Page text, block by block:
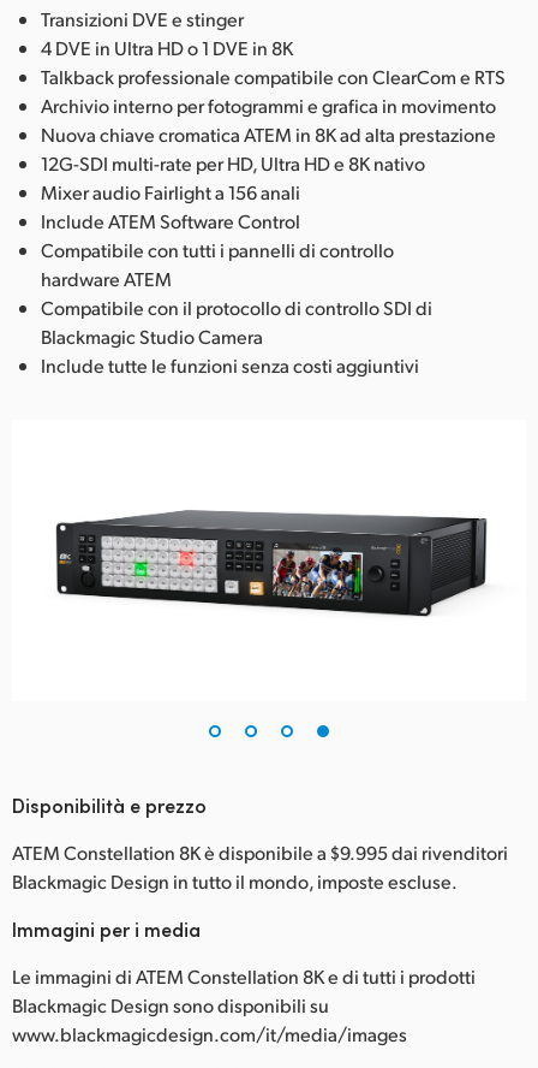
Transizioni DVE e stinger
4 DVE in Ultra HD o 1 DVE in 8K
Talkback professionale compatibile con ClearCom e RTS
Archivio interno per fotogrammi e grafica in movimento
Nuova chiave cromatica ATEM in 8K ad alta prestazione
12G-SDI multi-rate per HD, Ultra HD e 8K nativo
Mixer audio Fairlight a 156 anali
Include ATEM Software Control
Compatibile con tutti i pannelli di controllo
hardware ATEM
Compatibile con il protocollo di controllo SDI di
Blackmagic Studio Camera
Include tutte le funzioni senza costi aggiuntivi
Disponibilità e prezzo
ATEM Constellation 8K è disponibile a $9.995 dai rivenditori
Blackmagic Design in tutto il mondo, imposte escluse.
Immagini per i media
Le immagini di ATEM Constellation 8K e di tutti i prodotti
Blackmagic Design sono disponibili su
www.blackmagicdesign.com/it/media/images